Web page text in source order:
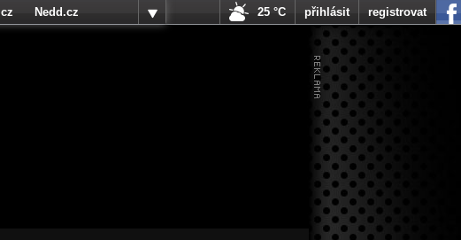
Nedd.cz
25 °C přihlásit registrovat